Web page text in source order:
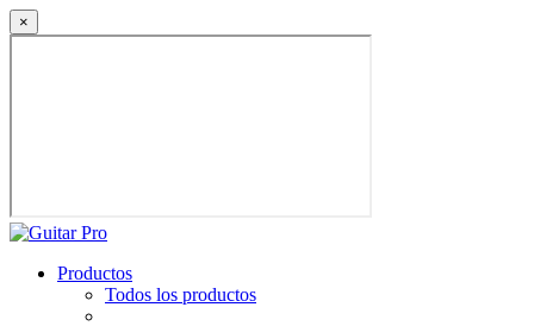
×
Productos
Todos los productos